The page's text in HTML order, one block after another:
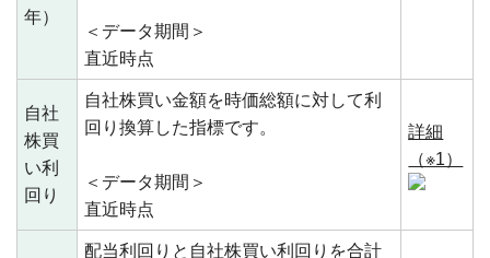
年）
＜データ期間＞
直近時点
自社
株買
い利
回り
自社株買い金額を時価総額に対して利
回り換算した指標です。
＜データ期間＞
直近時点
詳細
（※1）
配当利回りと自社株買い利回りを合計